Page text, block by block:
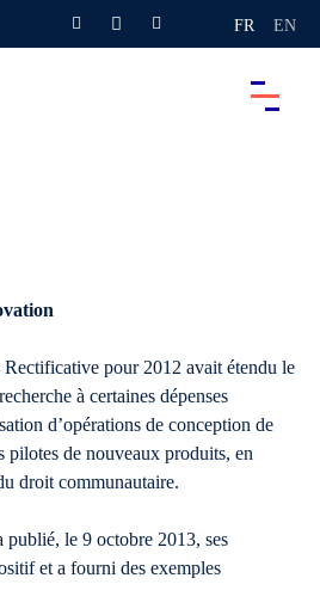
FR EN
pour 2012 avait étendu le
à certaines dépenses
d’opérations de conception de
pilotes de nouveaux produits, en
droit communautaire.
le 9 octobre 2013, ses
et a fourni des exemples